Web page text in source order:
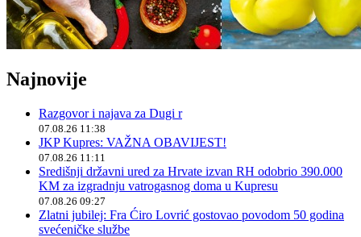
Najnovije
Razgovor i najava za Dugi r
07.08.26 11:38
JKP Kupres: VAŽNA OBAVIJEST!
07.08.26 11:11
Središnji državni ured za Hrvate izvan RH odobrio 390.000
KM za izgradnju vatrogasnog doma u Kupresu
07.08.26 09:27
Zlatni jubilej: Fra Ćiro Lovrić gostovao povodom 50 godina
svećeničke službe